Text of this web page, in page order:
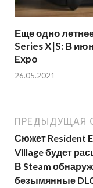
Еще одно
Series X|S: В
Expo
26.05.2021
ПРЕДЫДУЩАЯ
Сюжет Resident
Village будет
В Steam
безымянные